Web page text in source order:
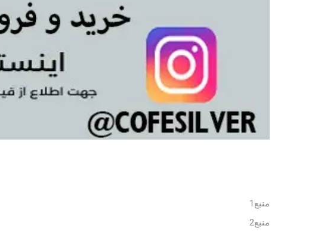
منبع1
منبع2